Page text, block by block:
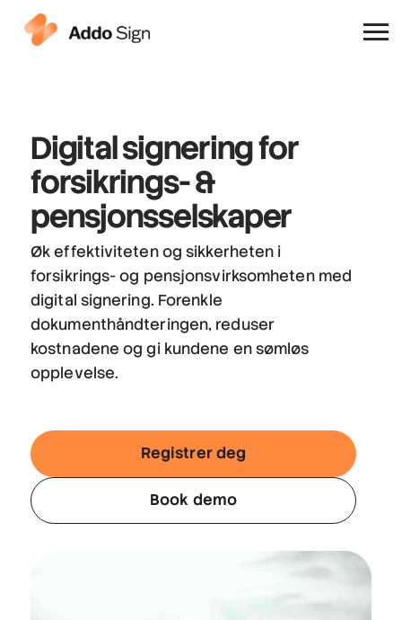
Hvorfor Addo Sign
Digital signeringfor
forsikrings- &
pensjonsselskaper
Øk effektiviteten og sikkerheten i
forsikrings- og pensjonsvirksomheten med
digital signering. Forenkle
dokumenthåndteringen, reduser
kostnadene og gi kundene en sømløs
opplevelse.
Registrer deg
Book demo